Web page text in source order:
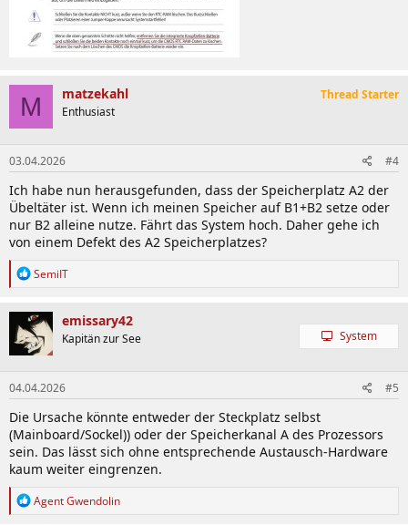
M matzekahl
Enthusiast
Thread Starter
03.04.2026 #4
Ich habe nun herausgefunden, dass der Speicherplatz A2 der
Übeltäter ist. Wenn ich meinen Speicher auf B1+B2 setze oder
nur B2 alleine nutze. Fährt das System hoch. Daher gehe ich
von einem Defekt des A2 Speicherplatzes?
R
k
t
i
o
n
e
n
:
SemiIT
emissary42
Kapitän zur See System
04.04.2026 #5
Die Ursache könnte entweder der Steckplatz selbst
(Mainboard/Sockel)) oder der Speicherkanal A des Prozessors
sein. Das lässt sich ohne entsprechende Austausch-Hardware
kaum weiter eingrenzen.
R
Agent Gwendolin